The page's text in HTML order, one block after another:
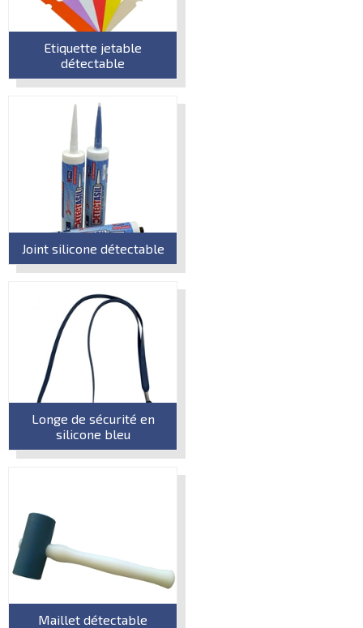
Etiquette jetable
détectable
Joint silicone détectable
Longe de sécurité en
silicone bleu
Maillet détectable